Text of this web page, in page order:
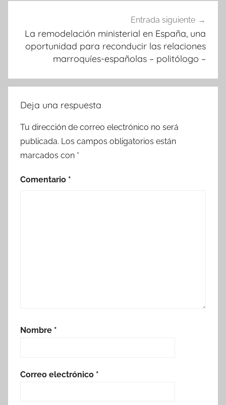
Entrada siguiente
La remodelación ministerial en España, una
oportunidad para reconducir las relaciones
marroquíes-españolas – politólogo –
Deja una respuesta
Tu dirección de correo electrónico no será
publicada. Los campos obligatorios están
marcados con *
Comentario *
Nombre *
Correo electrónico *